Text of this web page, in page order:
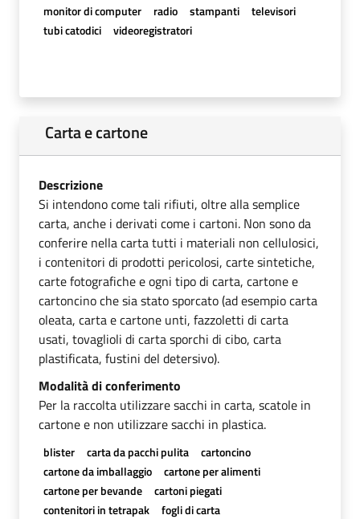
monitor di computer
radio stampanti
televisori
tubi catodici
videoregistratori
Carta e cartone
Descrizione
Si intendono come tali rifiuti, oltre alla semplice
carta, anche i derivati come i cartoni. Non sono da
conferire nella carta tutti i materiali non cellulosici,
i contenitori di prodotti pericolosi, carte sintetiche,
carte fotografiche e ogni tipo di carta, cartone e
cartoncino che sia stato sporcato (ad esempio carta
oleata, carta e cartone unti, fazzoletti di carta
usati, tovaglioli di carta sporchi di cibo, carta
plastificata, fustini del detersivo).
Modalità di conferimento
Per la raccolta utilizzare sacchi in carta, scatole in
cartone e non utilizzare sacchi in plastica.
blister carta da pacchi pulita
cartoncino
cartone da imballaggio
cartone per alimenti
cartone per bevande
cartoni piegati
contenitori in tetrapak
fogli di carta